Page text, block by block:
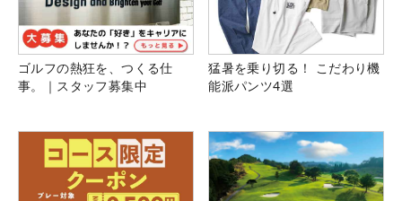
ゴルフの熱狂を、つくる仕
事。｜スタッフ募集中
猛暑を乗り切る！ こだわり機
能派パンツ4選